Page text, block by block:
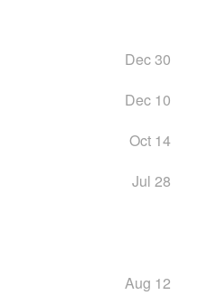
Dec 30
Dec 10
Oct 14
Jul 28
Aug 12